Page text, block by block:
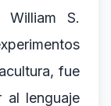
William S.
fue
al lenguaje